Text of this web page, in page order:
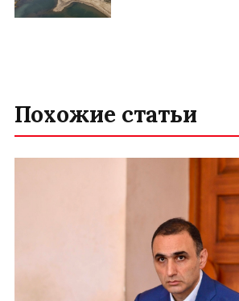
Похожие статьи